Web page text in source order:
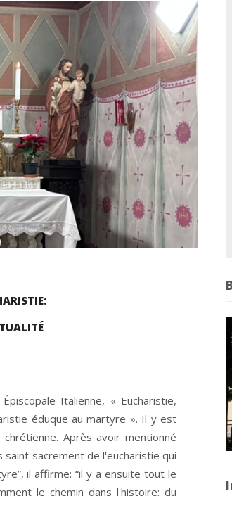
Italienne, « Eucharistie,
éduque au martyre ». Il y est
Après avoir mentionné
saint sacrement de l'eucharistie qui
il affirme: “il y a ensuite tout le
le chemin dans l'histoire: du